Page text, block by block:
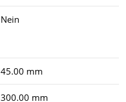
Nein
45.00 mm
300.00 mm